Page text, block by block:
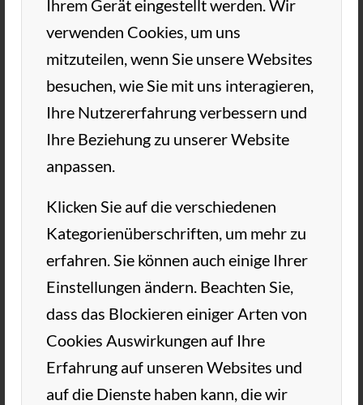
Ihrem Gerät eingestellt werden. Wir
verwenden Cookies, um uns
mitzuteilen, wenn Sie unsere Websites
besuchen, wie Sie mit uns interagieren,
Ihre Nutzererfahrung verbessern und
Ihre Beziehung zu unserer Website
anpassen.
Klicken Sie auf die verschiedenen
Kategorienüberschriften, um mehr zu
erfahren. Sie können auch einige Ihrer
Einstellungen ändern. Beachten Sie,
dass das Blockieren einiger Arten von
Cookies Auswirkungen auf Ihre
Erfahrung auf unseren Websites und
auf die Dienste haben kann, die wir
und gemeinsam eine gute Zeit zu haben –
ganz egal, ob Anfänger oder Profi.
Zum Abschluss wird gemeinsam gegrillt,
bevor der Tag gegen 14:00 Uhr endet.
Also: Schnapp dir deine Freunde und sei
dabei – wir freuen uns auf dich!
Anmeldungen sind für diese Veranstaltung
geschlossen
DETAILS
Datum:
9. Mai 2026
VERANSTALTER
TC AUE
E-Mail